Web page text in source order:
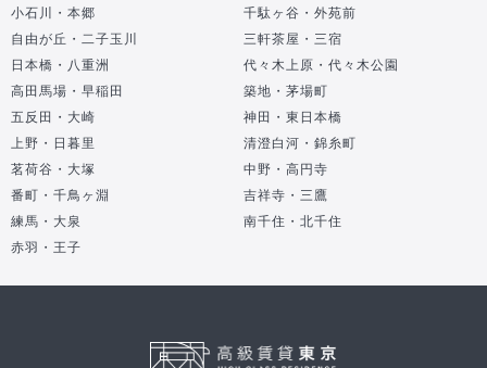
小石川・本郷
千駄ヶ谷・外苑前
自由が丘・二子玉川
三軒茶屋・三宿
日本橋・八重洲
代々木上原・代々木公園
高田馬場・早稲田
築地・茅場町
五反田・大崎
神田・東日本橋
上野・日暮里
清澄白河・錦糸町
茗荷谷・大塚
中野・高円寺
番町・千鳥ヶ淵
吉祥寺・三鷹
練馬・大泉
南千住・北千住
赤羽・王子